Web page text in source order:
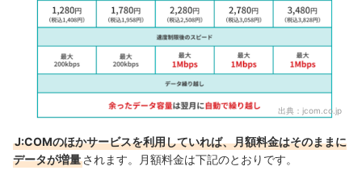
出典： jcom.co.jp
J:COMのほかサービスを利用していれば、月額料金はそのままに
データが増量されます。月額料金は下記のとおりです。